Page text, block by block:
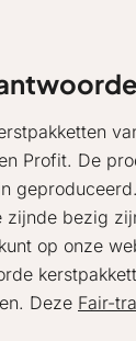
Profit. De
zijnde bezig
op onze
Deze Fair-